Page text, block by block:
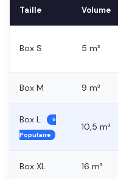
Taille Volume
Box S 5 m³
Box M 9 m³
Box L
⭐
Populaire
10,5 m³
Box XL 16 m³